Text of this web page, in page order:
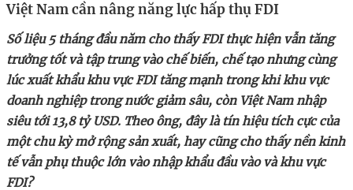
Việt Nam cần nâng năng lực hấp thụ FDI
Số liệu 5 tháng đầu năm cho thấy FDI thực hiện vẫn tăng
trưởng tốt và tập trung vào chế biến, chế tạo nhưng cùng
lúc xuất khẩu khu vực FDI tăng mạnh trong khi khu vực
doanh nghiệp trong nước giảm sâu, còn Việt Nam nhập
siêu tới 13,8 tỷ USD. Theo ông, đây là tín hiệu tích cực của
một chu kỳ mở rộng sản xuất, hay cũng cho thấy nền kinh
tế vẫn phụ thuộc lớn vào nhập khẩu đầu vào và khu vực
FDI?